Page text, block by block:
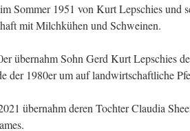
Sommer 1951 von Kurt Lepschies und
mit Milchkühen und Schweinen.
übernahm Sohn Gerd Kurt Lepschies
der 1980er um auf landwirtschaftliche
übernahm deren Tochter Claudia